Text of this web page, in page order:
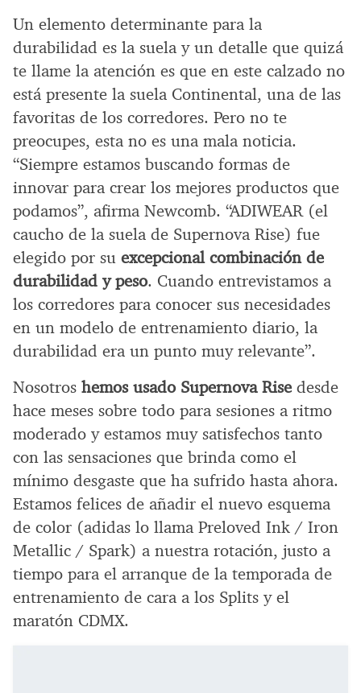
Un elemento determinante para la
durabilidad es la suela y un detalle que quizá
te llame la atención es que en este calzado no
está presente la suela Continental, una de las
favoritas de los corredores. Pero no te
preocupes, esta no es una mala noticia.
“Siempre estamos buscando formas de
innovar para crear los mejores productos que
podamos”, afirma Newcomb. “ADIWEAR (el
caucho de la suela de Supernova Rise) fue
elegido por su excepcional combinación de
durabilidad y peso. Cuando entrevistamos a
los corredores para conocer sus necesidades
en un modelo de entrenamiento diario, la
durabilidad era un punto muy relevante”.
Nosotros hemos usado Supernova Rise desde
hace meses sobre todo para sesiones a ritmo
moderado y estamos muy satisfechos tanto
con las sensaciones que brinda como el
mínimo desgaste que ha sufrido hasta ahora.
Estamos felices de añadir el nuevo esquema
de color (adidas lo llama Preloved Ink / Iron
Metallic / Spark) a nuestra rotación, justo a
tiempo para el arranque de la temporada de
entrenamiento de cara a los Splits y el
maratón CDMX.